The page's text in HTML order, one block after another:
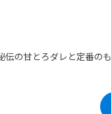
伝の甘とろダレと定番のも